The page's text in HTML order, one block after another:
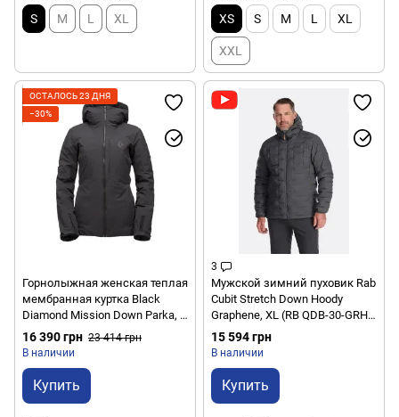
S M L XL XS S M L XL
XXL
ОСТАЛОСЬ 23 ДНЯ
−30%
Горнолыжная женская теплая
мембранная куртка Black
Diamond Mission Down Parka, S
- Smoke (BD XNJ9.022-S)
16 390 грн 23 414 грн
В наличии
Купить
3
Мужской зимний пуховик Rab
Cubit Stretch Down Hoody
Graphene, XL (RB QDB-30-GRH-
XLG)
15 594 грн
В наличии
Купить